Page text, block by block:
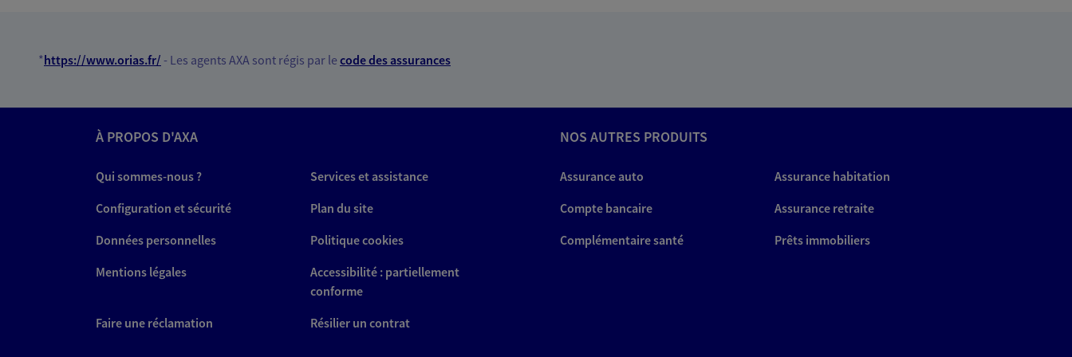
Horaires :
NOUS CONTACTER
*https://www.orias.fr/ - Les agents AXA sont régis par lecode des assurances
À PROPOS D'AXA
Qui sommes-nous ?
Services et assistance
Configuration et sécurité
Plan du site
Données personnelles
Politique cookies
Mentions légales
Accessibilité : partiellement
conforme
Faire une réclamation
Résilier un contrat
NOS AUTRES PRODUITS
Assurance auto
Assurance habitation
Compte bancaire
Assurance retraite
Complémentaire santé
Prêts immobiliers